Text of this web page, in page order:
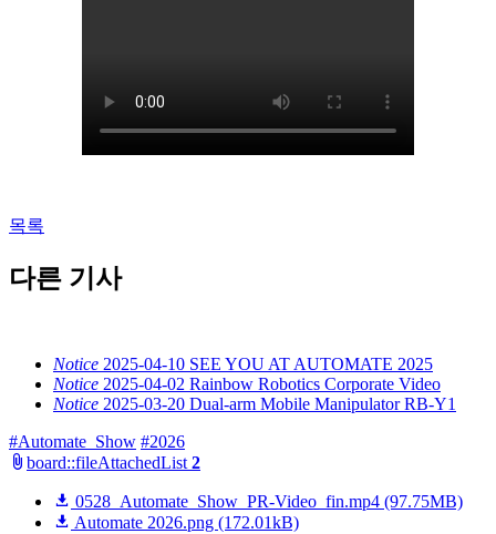
목록
다른 기사
Notice 2025-04-10 SEE YOU AT AUTOMATE 2025
Notice 2025-04-02 Rainbow Robotics Corporate Video
Notice 2025-03-20 Dual-arm Mobile Manipulator RB-Y1
#Automate_Show #2026
board::fileAttachedList 2
0528_Automate_Show_PR-Video_fin.mp4 (97.75MB)
Automate 2026.png (172.01kB)